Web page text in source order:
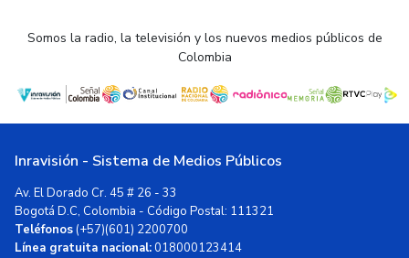
Somos la radio, la televisión y los nuevos medios públicos de
Colombia
Inravisión - Sistema de Medios Públicos
Av. El Dorado Cr. 45 # 26 - 33
Bogotá D.C, Colombia - Código Postal: 111321
Teléfonos(+57)(601) 2200700
Línea gratuita nacional:018000123414